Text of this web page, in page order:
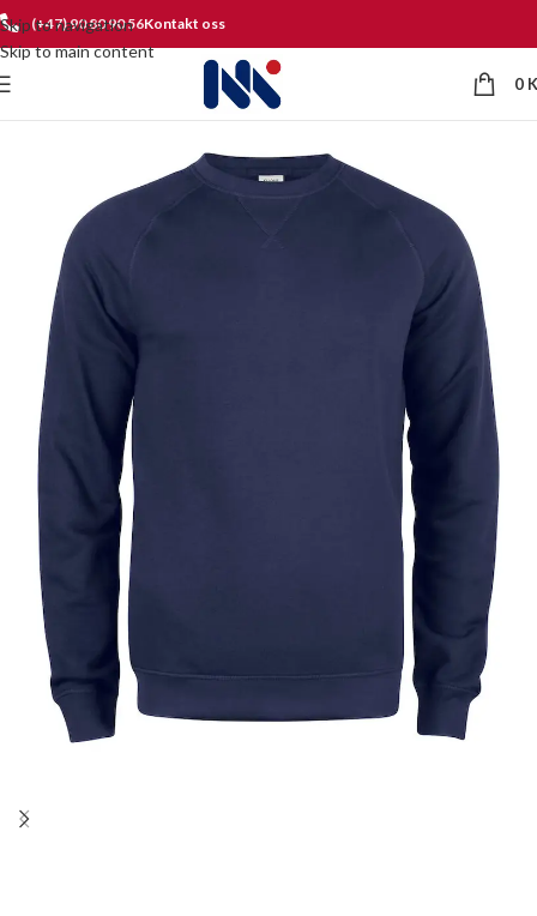
Skip to navigation
Skip to main content
(+47) 90 80 90 56Kontakt oss
0